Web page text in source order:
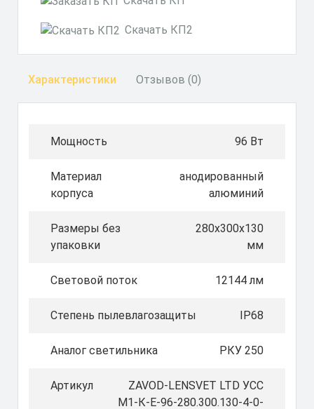
Скачать КП2
Характеристики Отзывов (0)
Мощность 96 Вт
Материал
корпуса
анодированный
алюминий
Размеры без
упаковки
280х300х130
мм
Световой поток 12144 лм
Степень пылевлагозащиты IP68
Аналог светильника РКУ 250
Артикул
ZAVOD-LENSVET LTD УСС
М1-К-Е-96-280.300.130-4-0-